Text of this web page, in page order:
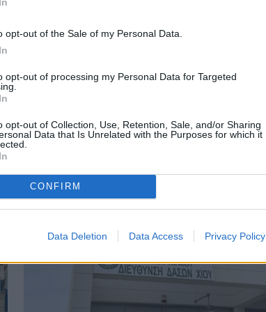
opt-out of the Sale of my Personal Data.
opt-out of processing my Personal Data for Targeted
opt-out of Collection, Use, Retention, Sale, and/or Sharing
Data that Is Unrelated with the Purposes for which it
CONFIRM
Data Deletion Data Access Privacy Policy
Αδειάζουν τα νησιά – Το δημογραφικό στο
«κόκκινο»